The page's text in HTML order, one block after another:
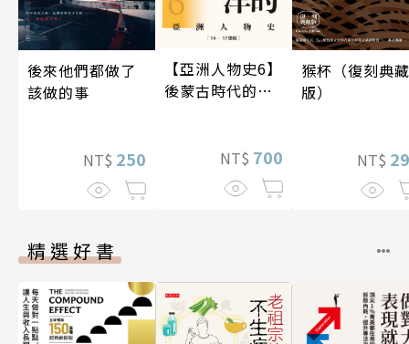
後來他們都做了
該做的事
NT$ 250
【亞洲人物史6】
後蒙古時代的大
NT$ 700
猴杯（復刻典藏
版）
NT$
精選好書